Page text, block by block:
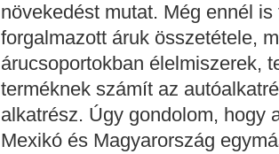
növekedést mutat. Még ennél
forgalmazott áruk összetétele,
árucsoportokban élelmiszerek,
terméknek számít az
alkatrész. Úgy gondolom, hogy
Mexikó és Magyarország